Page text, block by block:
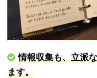
情報収集も、立派
ます。